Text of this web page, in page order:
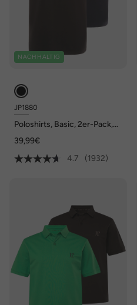
NACHHALTIG
JP1880
Poloshirts, Basic, 2er-Pack,
bis 8 XL
39,99€
4.7
(1932)